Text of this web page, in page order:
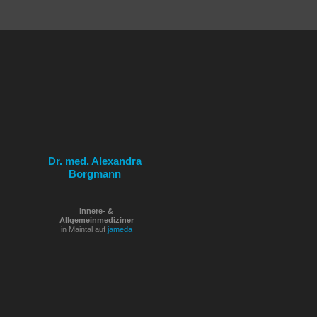
Dr. med. Alexandra
Borgmann
Innere- &
Allgemeinmediziner
in Maintal auf jameda